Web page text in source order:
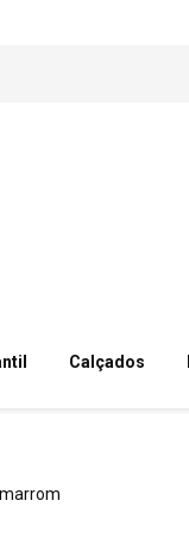
Calçados
marrom